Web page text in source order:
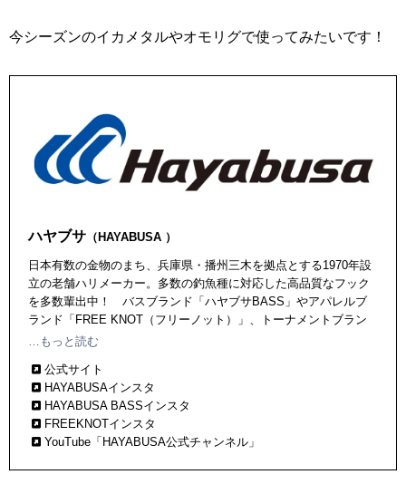
今シーズンのイカメタルやオモリグで使ってみたいです！
ハヤブサ （HAYABUSA ）
日本有数の金物のまち、兵庫県・播州三木を拠点とする1970年設
立の老舗ハリメーカー。多数の釣魚種に対応した高品質なフック
を多数輩出中！ バスブランド「ハヤブサBASS」やアパレルブ
ランド「FREE KNOT（フリーノット）」、トーナメントブラン
ド『鬼掛(ONIGAKE)』など多くの人気ブランドを展開中。
…もっと読む
公式サイト
HAYABUSAインスタ
HAYABUSA BASSインスタ
FREEKNOTインスタ
YouTube「HAYABUSA公式チャンネル」